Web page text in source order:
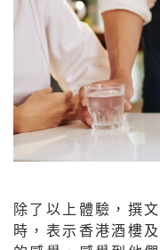
除了以上體驗，撰
時，表示香港酒樓